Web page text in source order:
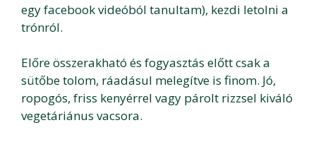
egy facebook videóból tanultam), kezdi letolni a
trónról.
Előre összerakható és fogyasztás előtt csak a
sütőbe tolom, ráadásul melegítve is finom. Jó,
ropogós, friss kenyérrel vagy párolt rizzsel kiváló
vegetáriánus vacsora.